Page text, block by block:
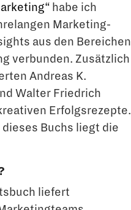
habe ich
Marketing-
aus den Bereichen
verbunden. Zusätzlich
Andreas K.
Walter Friedrich
Erfolgsrezepte.
Buchs liegt die
liefert